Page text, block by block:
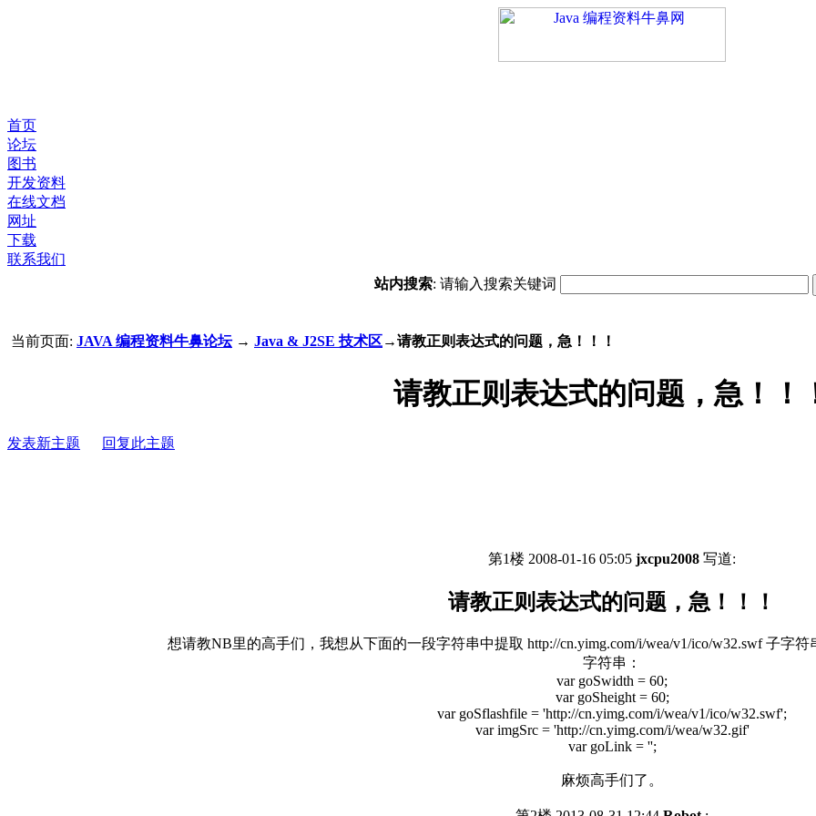
首页
论坛
图书
开发资料
在线文档
网址
下载
联系我们
站内搜索: 请输入搜索关键词
当前页面: JAVA 编程资料牛鼻论坛→ Java & J2SE 技术区→请教正则表达式的问题，急！！！
请教正则表达式的问题，急！！
发表新主题 回复此主题
第1楼 2008-01-16 05:05 jxcpu2008 写道:
请教正则表达式的问题，急！！！
想请教NB里的高手们，我想从下面的一段字符串中提取 http://cn.yimg.com/i/wea/v1/ico/w32.swf 子字
字符串：
var goSwidth = 60;
var goSheight = 60;
var goSflashfile = 'http://cn.yimg.com/i/wea/v1/ico/w32.swf';
var imgSrc = 'http://cn.yimg.com/i/wea/w32.gif'
var goLink = '';
麻烦高手们了。